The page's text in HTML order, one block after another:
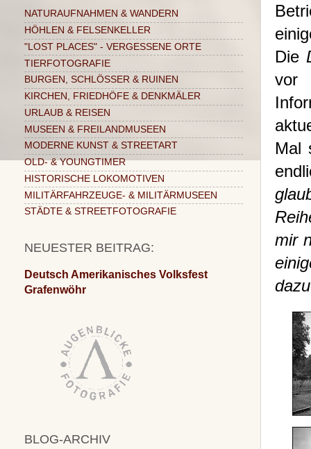
Die
vor
Mal
mir
NATURAUFNAHMEN & WANDERN
HÖHLEN & FELSENKELLER
"LOST PLACES" - VERGESSENE ORTE
TIERFOTOGRAFIE
BURGEN, SCHLÖSSER & RUINEN
KIRCHEN, FRIEDHÖFE & DENKMÄLER
URLAUB & REISEN
MUSEEN & FREILANDMUSEEN
MODERNE KUNST & STREETART
OLD- & YOUNGTIMER
HISTORISCHE LOKOMOTIVEN
MILITÄRFAHRZEUGE- & MILITÄRMUSEEN
STÄDTE & STREETFOTOGRAFIE
NEUESTER BEITRAG:
Deutsch Amerikanisches Volksfest
Grafenwöhr
BLOG-ARCHIV